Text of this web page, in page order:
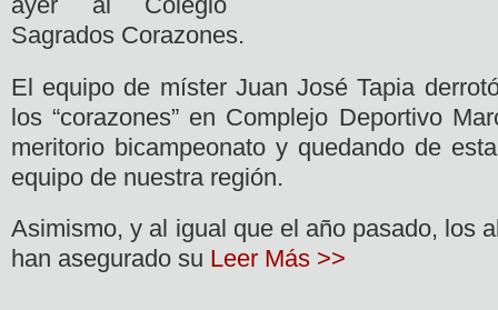
Sagrados Corazones.
El equipo de míster Juan José Tapia
los “corazones” en Complejo Deportivo
meritorio bicampeonato y quedando de
equipo de nuestra región.
Asimismo, y al igual que el año pasado, los
han asegurado su Leer Más >>